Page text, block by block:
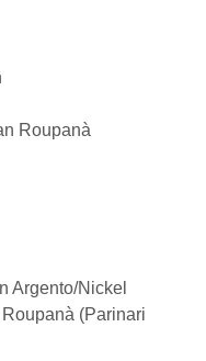
Roupanà
Argento/Nickel
(Parinari